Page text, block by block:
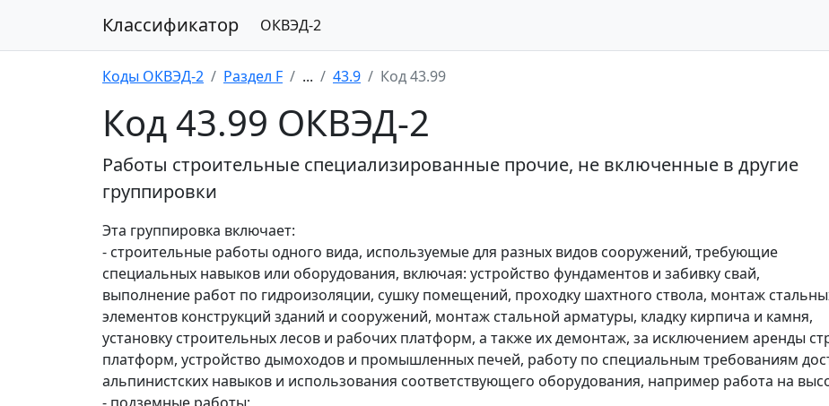
Классификатор ОКВЭД-2
Коды ОКВЭД-2 Раздел F ... 43.9 Код 43.99
Код 43.99 ОКВЭД-2
Работы строительные специализированные прочие, не включенные в другие
группировки
Эта группировка включает:
- строительные работы одного вида, используемые для разных видов сооружений, требующие
специальных навыков или оборудования, включая: устройство фундаментов и забивку свай,
выполнение работ по гидроизоляции, сушку помещений, проходку шахтного ствола, монтаж
элементов конструкций зданий и сооружений, монтаж стальной арматуры, кладку кирпича и камня,
установку строительных лесов и рабочих платформ, а также их демонтаж, за исключением аренды
платформ, устройство дымоходов и промышленных печей, работу по специальным требованиям
альпинистских навыков и использования соответствующего оборудования, например работа на